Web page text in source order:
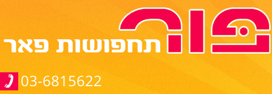
03-6815622